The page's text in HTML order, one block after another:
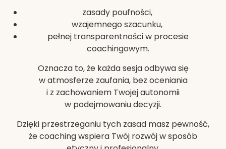
zasady poufności,
wzajemnego szacunku,
pełnej transparentności w procesie
coachingowym.
Oznacza to, że każda sesja odbywa się
w atmosferze zaufania, bez oceniania
i z zachowaniem Twojej autonomii
w podejmowaniu decyzji.
Dzięki przestrzeganiu tych zasad masz pewność,
że coaching wspiera Twój rozwój w sposób